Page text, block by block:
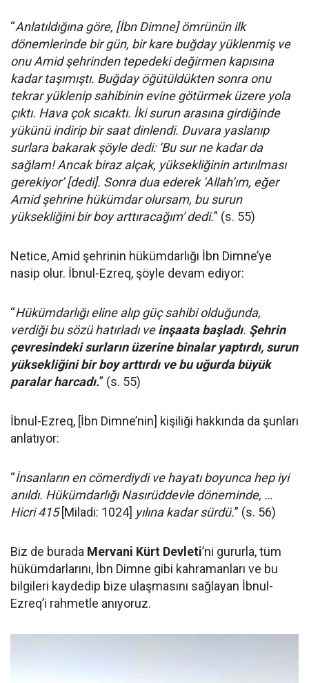
“Anlatıldığına göre, [İbn Dimne] ömrünün ilk
dönemlerinde bir gün, bir kare buğday yüklenmiş ve
onu Amid şehrinden tepedeki değirmen kapısına
kadar taşımıştı. Buğday öğütüldükten sonra onu
tekrar yüklenip sahibinin evine götürmek üzere yola
çıktı. Hava çok sıcaktı. İki surun arasına girdiğinde
yükünü indirip bir saat dinlendi. Duvara yaslanıp
surlara bakarak şöyle dedi: ‘Bu sur ne kadar da
sağlam! Ancak biraz alçak, yüksekliğinin artırılması
gerekiyor’ [dedi]. Sonra dua ederek ‘Allah’ım, eğer
Amid şehrine hükümdar olursam, bu surun
yüksekliğini bir boy arttıracağım' dedi.” (s. 55)
Netice, Amid şehrinin hükümdarlığı İbn Dimne’ye
nasip olur. İbnul-Ezreq, şöyle devam ediyor:
“Hükümdarlığı eline alıp güç sahibi olduğunda,
verdiği bu sözü hatırladı veinşaata başladı. Şehrin
çevresindeki surların üzerine binalar yaptırdı, surun
yüksekliğini bir boy arttırdı ve bu uğurda büyük
paralar harcadı.” (s. 55)
İbnul-Ezreq, [İbn Dimne’nin] kişiliği hakkında da şunları
anlatıyor:
“İnsanların en cömerdiydi ve hayatı boyunca hep iyi
anıldı. Hükümdarlığı Nasırüddevle döneminde, …
Hicri 415[Miladi: 1024] yılına kadar sürdü.” (s. 56)
Biz de burada Mervani Kürt Devleti’ni gururla, tüm
hükümdarlarını, İbn Dimne gibi kahramanları ve bu
bilgileri kaydedip bize ulaşmasını sağlayan İbnul-
Ezreq’i rahmetle anıyoruz.